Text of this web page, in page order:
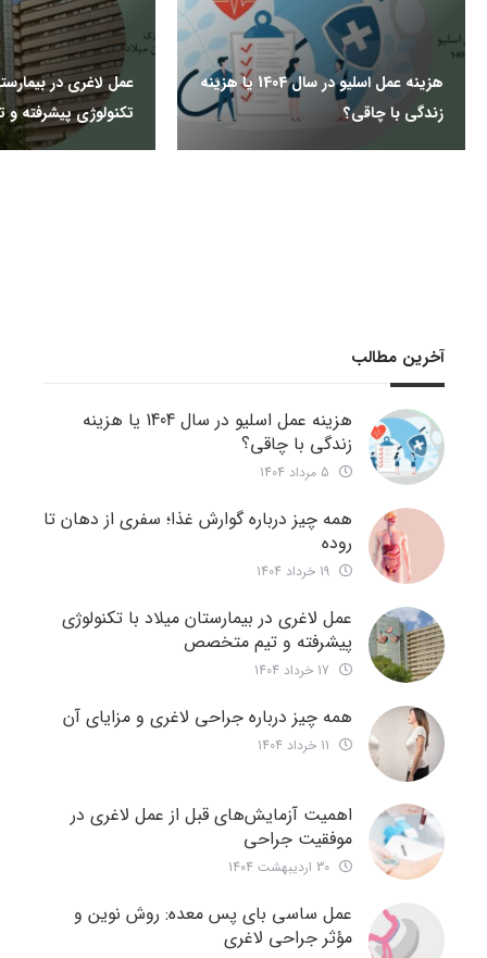
هزینه عمل اسلیو در سال 1404 یا هزینه
زندگی با چاقی؟
عمل لاغری در
تکنولوژی پیشرفته
آخرین مطالب
هزینه عمل اسلیو در سال 1404 یا هزینه
زندگی با چاقی؟
همه چیز درباره گوارش غذا؛ سفری از دهان تا
روده
عمل لاغری در بیمارستان میلاد با تکنولوژی
پیشرفته و تیم متخصص
همه چیز درباره جراحی لاغری و مزایای آن
اهمیت آزمایش‌های قبل از عمل لاغری در
موفقیت جراحی
عمل ساسی بای پس معده: روش نوین و
مؤثر جراحی لاغری